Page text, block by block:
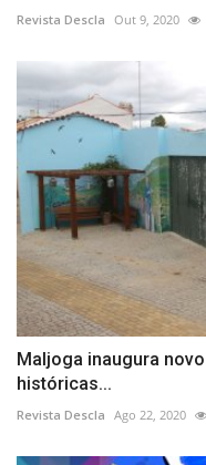
Revista Descla Out 9, 2020
Maljoga inaugura
históricas...
Revista Descla Ago 22, 2020